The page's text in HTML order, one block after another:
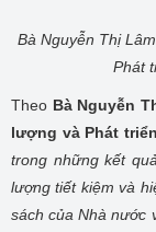
Bà Nguyễn Thị
Phát
Theo Bà Nguyễn
lượng và Phát
trong những kết
lượng tiết kiệm và
sách của Nhà nước